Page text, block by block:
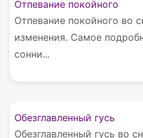
Отпевание покойного
Отпевание покойного во
изменения. Самое
сонни...
Обезглавленный гусь
Обезглавленный гусь во